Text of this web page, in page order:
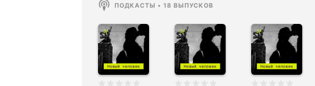
ПОДКАСТЫ • 18 ВЫПУСКОВ